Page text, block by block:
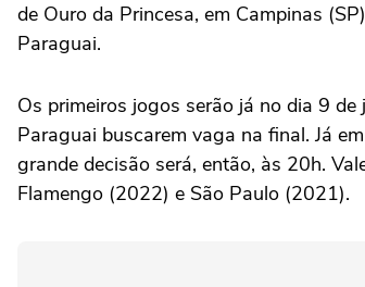
de Ouro da Princesa, em Campinas
Paraguai.
Os primeiros jogos serão já no dia 9
Paraguai buscarem vaga na final. Já
grande decisão será, então, às 20h.
Flamengo (2022) e São Paulo (2021).